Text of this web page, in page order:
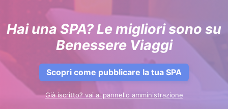
Hai una SPA? Le migliori sono su
Benessere Viaggi
Scopri come pubblicare la tua SPA
Già iscritto? vai al pannello amministrazione